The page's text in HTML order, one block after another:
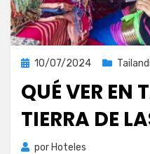
Publicada
10/07/2024
QUÉ VER EN
TIERRA DE
por Hoteles